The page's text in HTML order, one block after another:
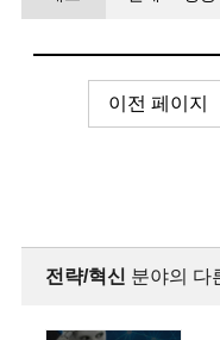
이전 페이지
전략/혁신 분야의 다